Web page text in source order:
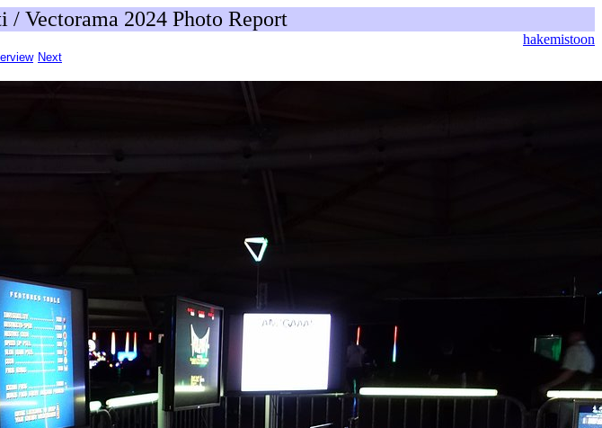
Vectorama 2024 Photo Report
hakemistoon
Next